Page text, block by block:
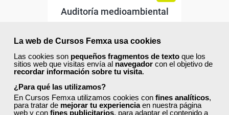
La web de Cursos Femxa usa cookies
Las cookies son pequeños fragmentos de texto que los
sitios web que visitas envía al navegador con el objetivo de
recordar información sobre tu visita.
¿Para qué las utilizamos?
En Cursos Femxa utilizamos cookies con fines analíticos,
para tratar de mejorar tu experienciaen nuestra página
web y con fines publicitarios, para adaptar el contenido a
Auditoría medioambiental
Curso Gratuito
60 horas
Online (toda España)
Matrícula cerrada